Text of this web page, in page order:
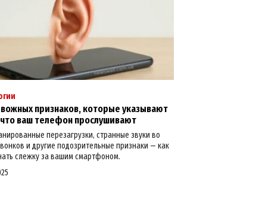
признаков, которые указывают
ваш телефон прослушивают
перезагрузки, странные звуки во
и другие подозрительные признаки — как
слежку за вашим смартфоном.